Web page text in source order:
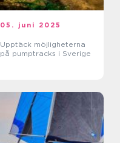
05. juni 2025
Upptäck möjligheterna
på pumptracks i Sverige